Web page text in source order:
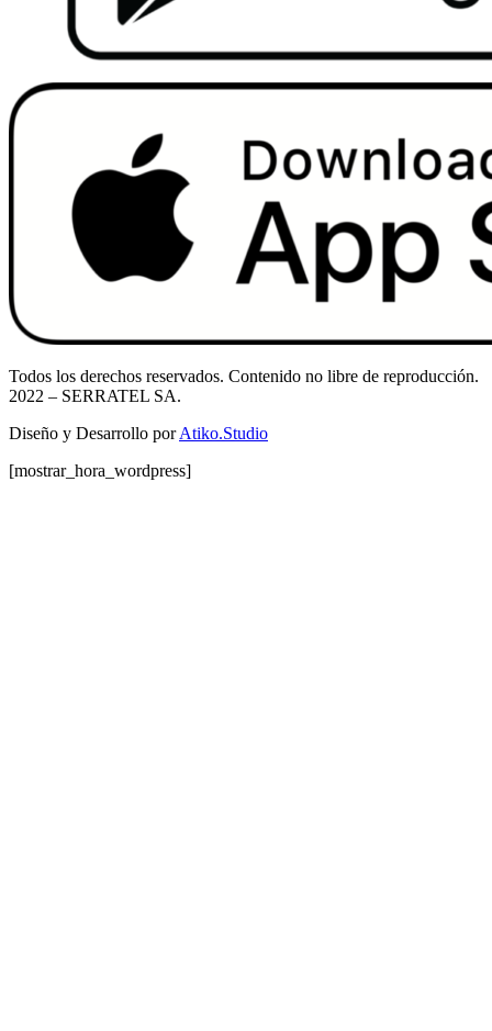
Todos los derechos reservados. Contenido no libre de reproducción.
2022 – SERRATEL SA.
Diseño y Desarrollo porAtiko.Studio
[mostrar_hora_wordpress]